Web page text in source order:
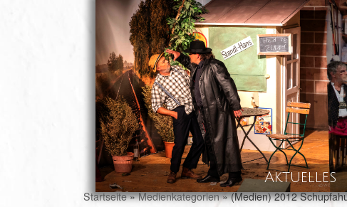
Aktuelles
Startseite » Medienkategorien » (Medien) 2012